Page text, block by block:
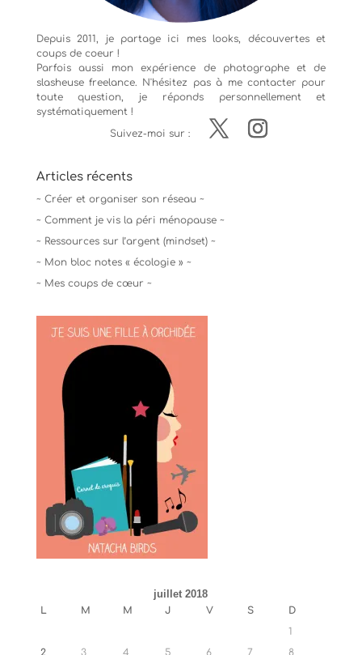
Depuis 2011, je partage ici mes looks, découvertes et
coups de coeur !
Parfois aussi mon expérience de photographeet de
slasheuse freelance. N'hésitez pas à me contacter pour
toute question, je réponds personnellement et
systématiquement !
Suivez-moi sur :
Articles récents
~ Créer et organiser son réseau ~
~ Comment je vis la péri ménopause ~
~ Ressources sur l’argent (mindset) ~
~ Mon bloc notes « écologie » ~
~ Mes coups de cœur ~
juillet 2018
L M M J V S
D
1
2
3 4 5 6 7 8